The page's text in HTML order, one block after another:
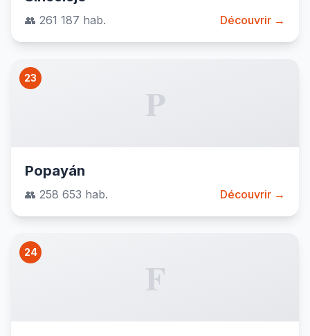
👥 261 187 hab. Découvrir →
23
P
Popayán
👥 258 653 hab. Découvrir →
24
F